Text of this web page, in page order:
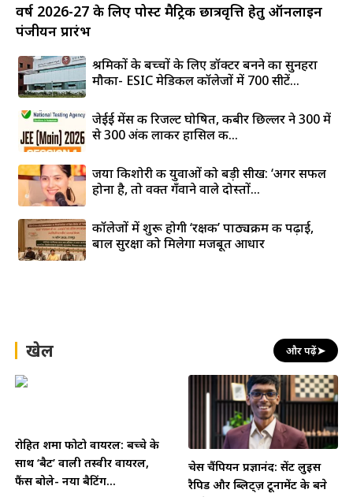
वर्ष 2026-27 के लिए पोस्ट मैट्रिक छात्रवृत्ति हेतु ऑनलाइन
पंजीयन प्रारंभ
श्रमिकों के बच्चों के लिए डॉक्टर बनने का सुनहरा
मौका- ESIC मेडिकल कॉलेजों में 700 सीटें...
जेईई मेंस की रिजल्ट घोषित, कबीर छिल्लर ने 300 में
से 300 अंक लाकर हासिल की...
जया किशोरी की युवाओं को बड़ी सीख: ‘अगर सफल
होना है, तो वक्त गँवाने वाले दोस्तों...
कॉलेजों में शुरू होगी ‘रक्षक’ पाठ्यक्रम की पढ़ाई,
बाल सुरक्षा को मिलेगा मजबूत आधार
खेल और पढ़ें➤
रोहित शर्मा फोटो वायरल: बच्चे के
साथ ‘बैट’ वाली तस्वीर वायरल,
फैंस बोले- नया बैटिंग...
चेस चैंपियन प्रज्ञानंद: सेंट लुइस
रैपिड और ब्लिट्ज़ टूर्नामेंट के बने